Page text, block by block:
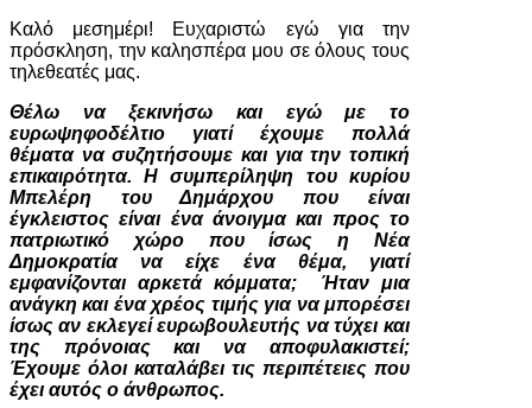
Καλό μεσημέρι! Ευχαριστώ εγώ για την
πρόσκληση, την καλησπέρα μου σε όλους τους
τηλεθεατές μας.
Θέλω να ξεκινήσω και εγώ με το
ευρωψηφοδέλτιο γιατί έχουμε πολλά
θέματα να συζητήσουμε και για την τοπική
επικαιρότητα. Η συμπερίληψη του κυρίου
Μπελέρη του Δημάρχου που είναι
έγκλειστος είναι ένα άνοιγμα και προς το
πατριωτικό χώρο που ίσως η Νέα
Δημοκρατία να είχε ένα θέμα, γιατί
εμφανίζονται αρκετά κόμματα; Ήταν μια
ανάγκη και ένα χρέος τιμής για να μπορέσει
ίσως αν εκλεγεί ευρωβουλευτής να τύχει και
της πρόνοιας και να αποφυλακιστεί;
Έχουμε όλοι καταλάβει τις περιπέτειες που
έχει αυτός ο άνθρωπος.